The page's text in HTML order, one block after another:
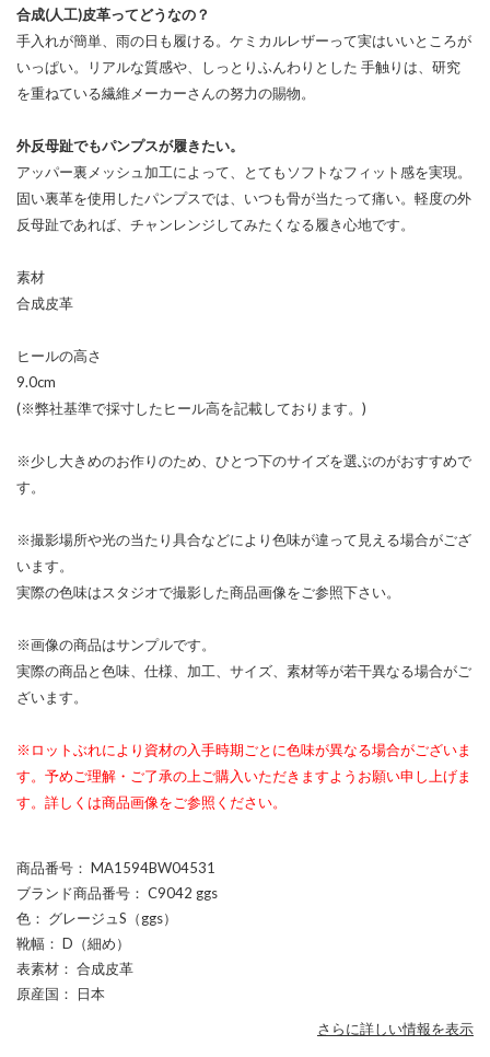
合成(人工)皮革ってどうなの？
手入れが簡単、雨の日も履ける。ケミカルレザーって実はいいところが
いっぱい。リアルな質感や、しっとりふんわりとした 手触りは、研究
を重ねている繊維メーカーさんの努力の賜物。
外反母趾でもパンプスが履きたい。
アッパー裏メッシュ加工によって、とてもソフトなフィット感を実現。
固い裏革を使用したパンプスでは、いつも骨が当たって痛い。軽度の外
反母趾であれば、チャンレンジしてみたくなる履き心地です。
素材
合成皮革
ヒールの高さ
9.0cm
(※弊社基準で採寸したヒール高を記載しております。)
※少し大きめのお作りのため、ひとつ下のサイズを選ぶのがおすすめで
す。
※撮影場所や光の当たり具合などにより色味が違って見える場合がござ
います。
実際の色味はスタジオで撮影した商品画像をご参照下さい。
※画像の商品はサンプルです。
実際の商品と色味、仕様、加工、サイズ、素材等が若干異なる場合がご
ざいます。
※ロットぶれにより資材の入手時期ごとに色味が異なる場合がございま
す。予めご理解・ご了承の上ご購入いただきますようお願い申し上げま
す。詳しくは商品画像をご参照ください。
商品番号 ： MA1594BW04531
ブランド商品番号 ： C9042 ggs
色 ： グレージュS（ggs）
靴幅 ： D（細め）
表素材 ： 合成皮革
原産国 ： 日本
さらに詳しい情報を表示